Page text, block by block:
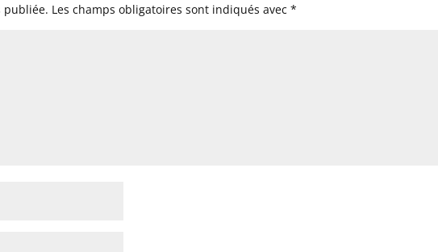
publiée. Les champs obligatoires sont indiqués avec*